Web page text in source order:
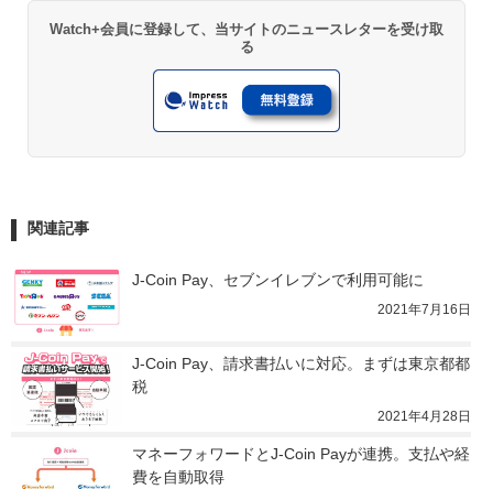
Watch+会員に登録して、当サイトのニュースレターを受け取
る
関連記事
J-Coin Pay、セブンイレブンで利用可能に
2021年7月16日
J-Coin Pay、請求書払いに対応。まずは東京都都
税
2021年4月28日
マネーフォワードとJ-Coin Payが連携。支払や経
費を自動取得